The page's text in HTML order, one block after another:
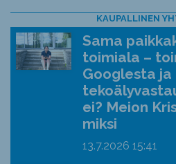
KAUPALLINEN
Sama
toimiala –
Googlesta ja
ei? Meion
miksi
13.7.2026 15:41